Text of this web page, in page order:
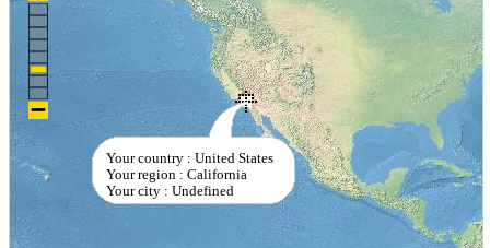
Your country : United States
Your region : California
Your city : Undefined